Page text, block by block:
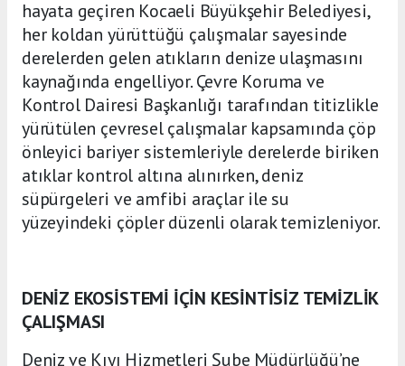
hayata geçiren Kocaeli Büyükşehir Belediyesi,
her koldan yürüttüğü çalışmalar sayesinde
derelerden gelen atıkların denize ulaşmasını
kaynağında engelliyor. Çevre Koruma ve
Kontrol Dairesi Başkanlığı tarafından titizlikle
yürütülen çevresel çalışmalar kapsamında çöp
önleyici bariyer sistemleriyle derelerde biriken
atıklar kontrol altına alınırken, deniz
süpürgeleri ve amfibi araçlar ile su
yüzeyindeki çöpler düzenli olarak temizleniyor.
DENİZ EKOSİSTEMİ İÇİN KESİNTİSİZ TEMİZLİK
ÇALIŞMASI
Deniz ve Kıyı Hizmetleri Şube Müdürlüğü’ne